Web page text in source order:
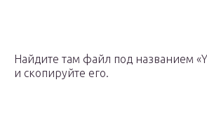
Найдите там файл под названием
и скопируйте его.